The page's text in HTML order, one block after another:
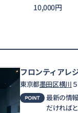
10,000円
フロンティアレ
東京都墨田区横川
最新の情
だければ